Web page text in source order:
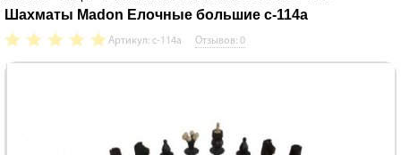
Шахматы Madon Елочные большие с-114а
Артикул: с-114а Отзывов: 0